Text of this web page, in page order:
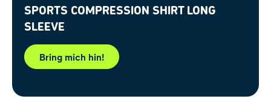
Sports Compression Shirt Long
Sleeve
Bring mich hin!